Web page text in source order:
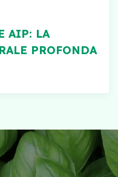
AIP: LA
PROFONDA